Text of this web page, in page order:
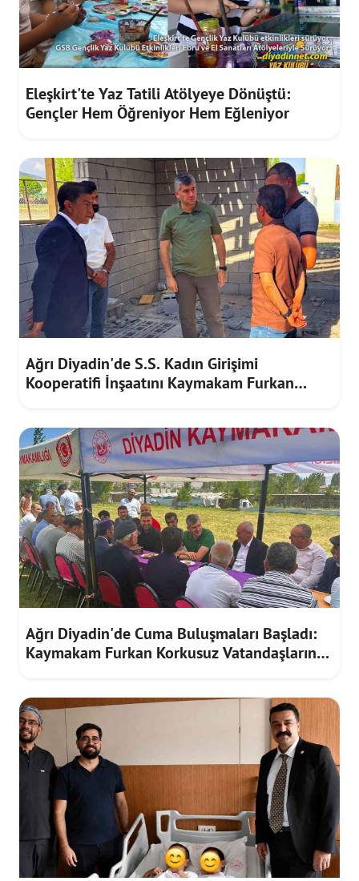
Eleşkirt'te Yaz Tatili Atölyeye Dönüştü:
Gençler Hem Öğreniyor Hem Eğleniyor
Ağrı Diyadin'de S.S. Kadın Girişimi
Kooperatifi İnşaatını Kaymakam Furkan
Ağrı Diyadin'de Cuma Buluşmaları Başladı:
Kaymakam Furkan Korkusuz Vatandaşların